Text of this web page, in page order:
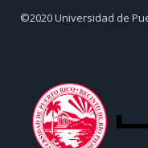
©2020 Universidad de